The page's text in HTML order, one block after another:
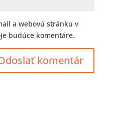
a webovú stránku v
budúce komentáre.